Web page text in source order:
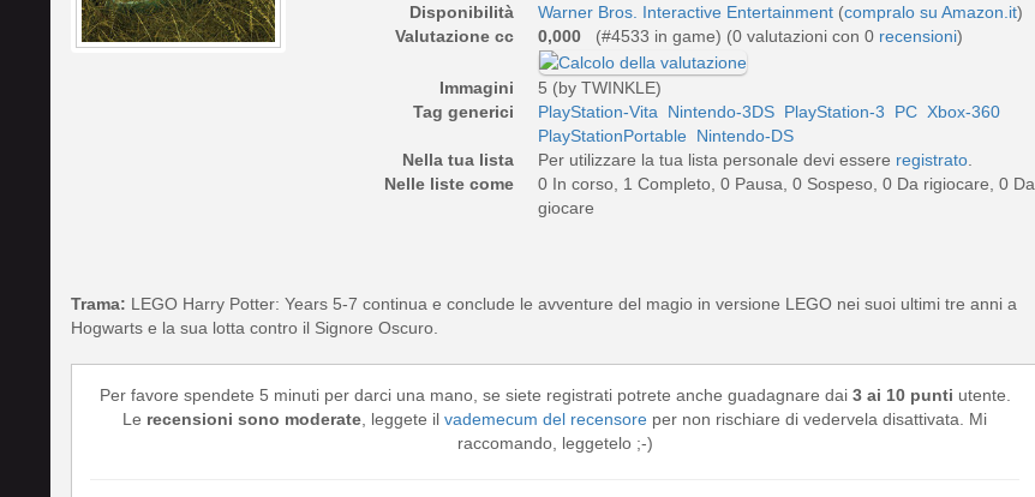
Disponibilità
Warner Bros. Interactive Entertainment (compralo su Amazon.it)
Valutazione cc
0,000 (#4533 in game) (0 valutazioni con 0 recensioni)
Immagini
5 (by TWINKLE)
Tag generici
PlayStation-Vita Nintendo-3DS PlayStation-3 PC Xbox-360
PlayStationPortable Nintendo-DS
Nella tua lista
Per utilizzare la tua lista personale devi essere registrato
Nelle liste come
0 In corso, 1 Completo, 0 Pausa, 0 Sospeso, 0 Da rigiocare, 0 Da
giocare
Trama: LEGO Harry Potter: Years 5-7 continua e conclude le avventure del magio in versione LEGO nei suoi ultimi tre anni a
Hogwarts e la sua lotta contro il Signore Oscuro.
Per favore spendete 5 minuti per darci una mano, se siete registrati potrete anche guadagnare dai 3 ai 10 punti utente.
Le recensioni sono moderate , leggete il vademecum del recensore per non rischiare di vedervela disattivata. Mi
raccomando, leggetelo ;-)